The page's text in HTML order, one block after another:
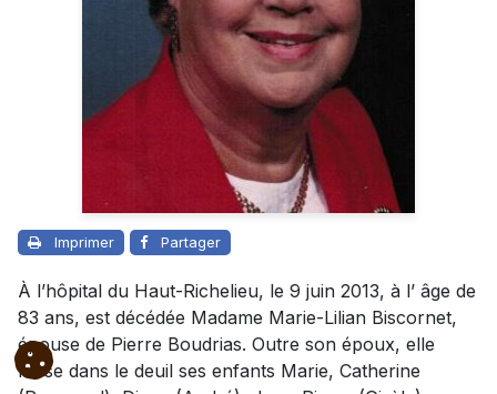
Imprimer Partager
À l’hôpital du Haut-Richelieu, le 9 juin 2013, à l’ âge de
83 ans, est décédée Madame Marie-Lilian Biscornet,
épouse de Pierre Boudrias. Outre son époux, elle
laisse dans le deuil ses enfants Marie, Catherine